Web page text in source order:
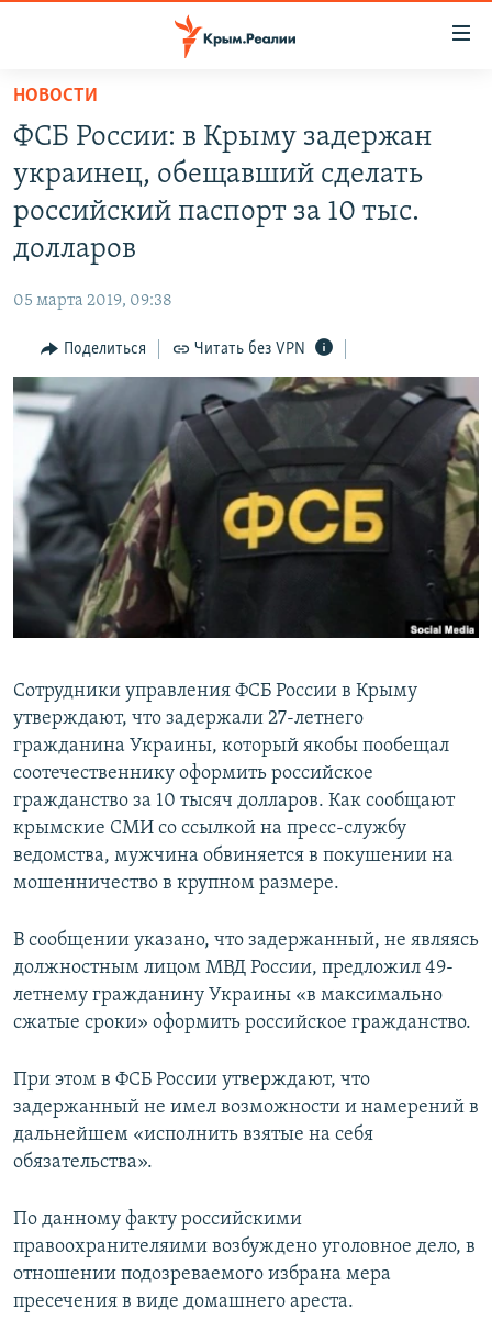
Вернуться
основному
содержанию
Вернутся
главной
Вернутся
поиску
ГРУЗ 200
ВОДА
ИНТЕРАКТИВ
ИНФОГРАФИКА
ТЕЛЕПРОЕКТ КРЫМ.РЕАЛИИ
СОВЕТЫ ПРАВОЗАЩИТНИКОВ
ПРОПАВШИЕ БЕЗ ВЕСТИ
ПОБЕДИТЕЛЕЙ НЕ СУДЯТ?
КРЫМ.НЕПОКОРЕННЫЙ
ELIFBE
УКРАИНСКАЯ ПРОБЛЕМА КРЫМА
РАДІО СВОБОДА
КАК ОБОЙТИ БЛОКИРОВКУ
Українською
Qırımtatar
ПРИСОЕДИНЯЙТЕСЬ!
НОВОСТИ
ФСБ России: в Крыму задержан
украинец, обещавший сделать
российский паспорт за 10 тыс.
долларов
05 марта 2019, 09:38
Поделиться Читать без VPN
Сотрудники управления ФСБ России в Крыму
утверждают, что задержали 27-летнего
гражданина Украины, который якобы пообещал
соотечественнику оформить российское
гражданство за 10 тысяч долларов. Как сообщают
крымские СМИ со ссылкой на пресс-службу
ведомства, мужчина обвиняется в покушении на
мошенничество в крупном размере.
В сообщении указано, что задержанный, не являясь
должностным лицом МВД России, предложил 49-
летнему гражданину Украины «в максимально
сжатые сроки» оформить российское гражданство.
При этом в ФСБ России утверждают, что
задержанный не имел возможности и намерений в
дальнейшем «исполнить взятые на себя
обязательства».
По данному факту российскими
правоохранителяими возбуждено уголовное дело, в
отношении подозреваемого избрана мера
пресечения в виде домашнего ареста.